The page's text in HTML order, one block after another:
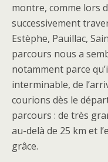
montre, comme lors
successivement
Estèphe, Pauillac,
parcours nous a
notamment parce
interminable, de
courions dès le
parcours : de très
au-delà de 25 km et
grâce.